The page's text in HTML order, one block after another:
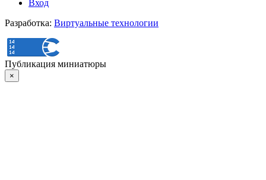
Вход
Разработка: Виртуальные технологии
Публикация миниатюры
×